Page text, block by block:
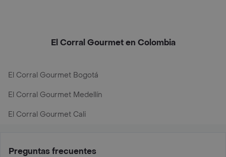
El Corral Gourmet en Colombia
El Corral Gourmet Bogotá
El Corral Gourmet Medellín
El Corral Gourmet Cali
Preguntas frecuentes